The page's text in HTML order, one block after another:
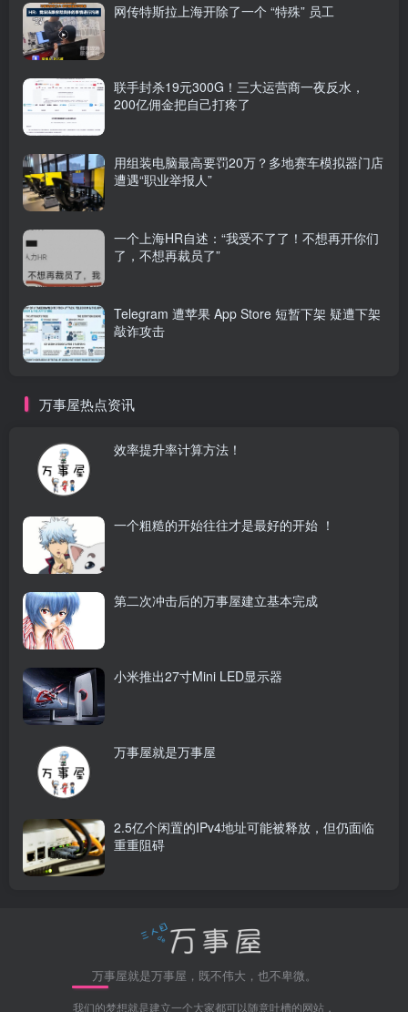
网友有话说
评论区经典掌机性能必须大于pc],让我想起来以前拿，4090
对比ps5，我只能说就算是小黑盒，云也是一堆
其实最大的问题是，如果有买steam deck OLED版，那ns2
几乎除了独占游戏其他没有比sdo有强太多的地方，加上一
堆jc也要500g了，sdo680g。屏幕尺寸一个7.9一个7.4。续航
一个2-6.5小时，一个3-12小时，真跑大作估计续航情况真是